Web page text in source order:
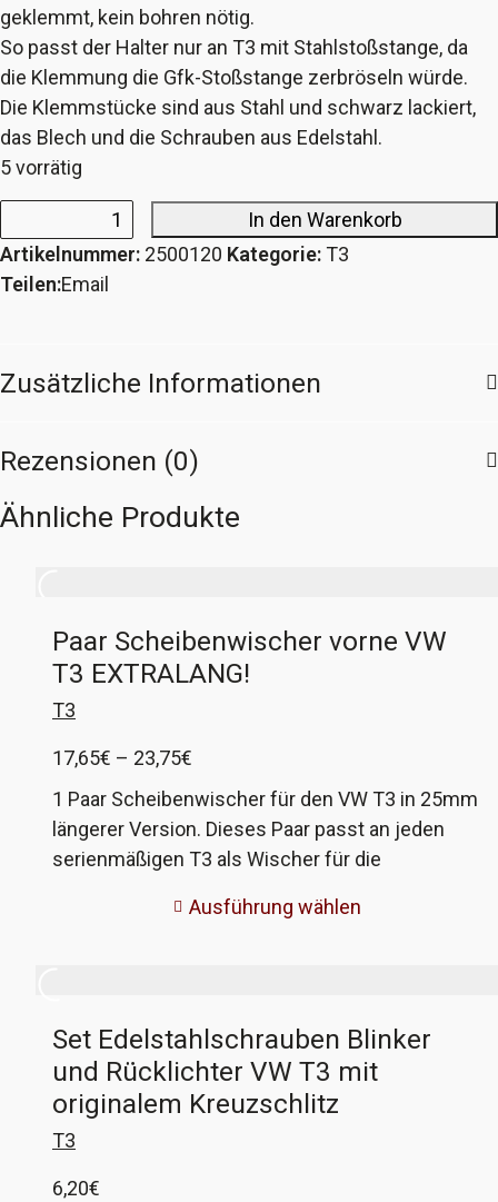
geklemmt, kein bohren nötig.
So passt der Halter nur an T3 mit Stahlstoßstange, da
die Klemmung die Gfk-Stoßstange zerbröseln würde.
Die Klemmstücke sind aus Stahl und schwarz lackiert,
das Blech und die Schrauben aus Edelstahl.
5 vorrätig
Halter
für
zweite
Menge
In den Warenkorb
Artikelnummer: 2500120 Kategorie:T3
Teilen:Email
Zusätzliche Informationen
Rezensionen (0)
Ähnliche Produkte
Paar Scheibenwischer vorne VW
T3 EXTRALANG!
T3
17,65€ – 23,75€
17,65€
bis
23,75€
1 Paar Scheibenwischer für den VW T3 in 25mm
längerer Version. Dieses Paar passt an jeden
serienmäßigen T3 als Wischer für die
größeres Wischfeld und somit bessere Sicht bei
auf der Fahrerseite mit der Spitze die
Scheibendichtung touchiert. Zum anderen, ich
weiß es nicht! Persönlich fahre ich diese
Wischer jetzt seit mehreren 10000km an
nicht mehr missen. Die Wischer sind von Bosch,
Ausführung wählen
Set Edelstahlschrauben Blinker
und Rücklichter VW T3 mit
originalem Kreuzschlitz
T3
6,20€